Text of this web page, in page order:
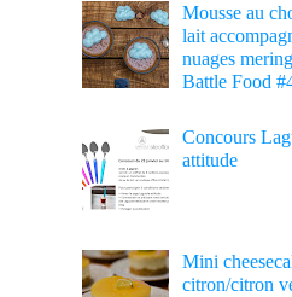
Mousse au
lait
nuages
Battle Food
Concours
attitude
Mini
citron/citron